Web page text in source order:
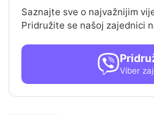
Saznajte sve o najvažnijim
Pridružite se našoj zajednici
Viber